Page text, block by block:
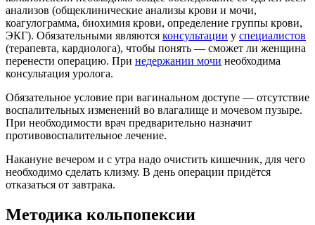
анализов (общеклинические анализы крови и мочи,
коагулограмма, биохимия крови, определение группы крови,
ЭКГ). Обязательными являются консультации у специалистов
(терапевта, кардиолога), чтобы понять — сможет ли женщина
перенести операцию. При недержании мочи необходима
консультация уролога.
Обязательное условие при вагинальном доступе — отсутствие
воспалительных изменений во влагалище и мочевом пузыре.
При необходимости врач предварительно назначит
противовоспалительное лечение.
Накануне вечером и с утра надо очистить кишечник, для чего
необходимо сделать клизму. В день операции придётся
отказаться от завтрака.
Методика кольпопексии